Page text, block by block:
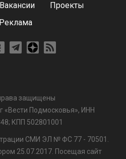
Вакансии
Проекты
Реклама
защищены
Подмосковья», ИНН
КПП 502801001
СМИ ЭЛ № ФС 77 - 70501.
25.07.2017. Посещая сайт